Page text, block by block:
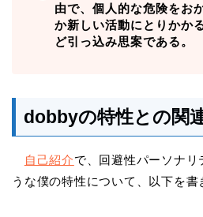
由で、個人的な危険をお
か新しい活動にとりかか
ど引っ込み思案である。
dobbyの特性との関
自己紹介で、回避性パーソナ
うな僕の特性について、以下を書